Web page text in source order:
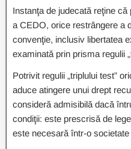
Instanţa de judecată reţine
a CEDO, orice restrângere a
convenţie, inclusiv libertatea
examinată prin prisma regulii
Potrivit regulii „triplului test”
aduce atingere unui drept
consideră admisibilă dacă
condiţii: este prescrisă de
este necesară într-o